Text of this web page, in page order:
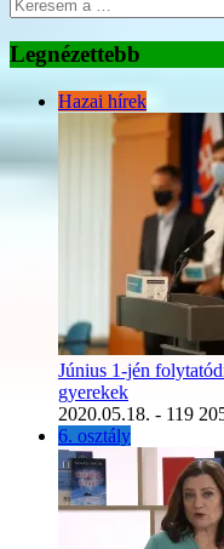
Legnézettebb
Hazai hírek
Június 1-jén
gyerekek
2020.05.18. - 119
6. osztály